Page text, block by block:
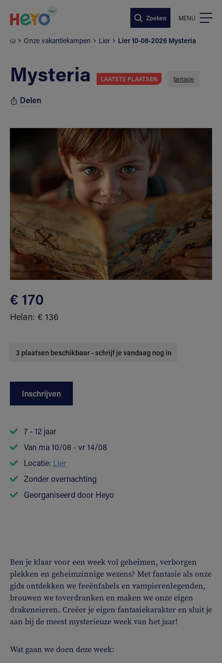
Zoeken MENU
Onze vakantiekampen Lier Lier 10-08-2026 Mysteria
Mysteria LAATSTE PLAATSEN fantasie
Delen
€ 170
Helan: € 136
3 plaatsen beschikbaar - schrijf je vandaag nog in
Inschrijven
7 - 12 jaar
Van ma 10/08 - vr 14/08
Locatie: Lier
Zonder overnachting
Georganiseerd door Heyo
Ben je klaar voor een week vol geheimen, verborgen
plekken en geheimzinnige wezens? Met fantasie als onze
gids ontdekken we feeënfabels en vampierenlegenden,
brouwen we toverdranken en maken we onze eigen
drakeneieren. Creëer je eigen fantasiekarakter en sluit je
aan bij de meest mysterieuze week van het jaar!
Wat gaan we doen deze week: